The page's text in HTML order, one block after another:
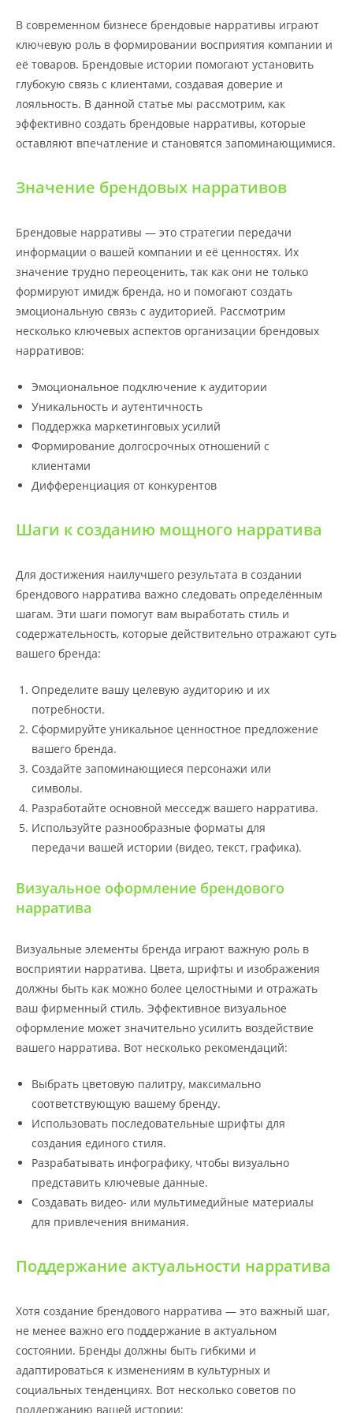
В современном бизнесе брендовые нарративы играют
ключевую роль в формировании восприятия компании и
её товаров. Брендовые истории помогают установить
глубокую связь с клиентами, создавая доверие и
лояльность. В данной статье мы рассмотрим, как
эффективно создать брендовые нарративы, которые
оставляют впечатление и становятся запоминающимися.
Значение брендовых нарративов
Брендовые нарративы — это стратегии передачи
информации о вашей компании и её ценностях. Их
значение трудно переоценить, так как они не только
формируют имидж бренда, но и помогают создать
эмоциональную связь с аудиторией. Рассмотрим
несколько ключевых аспектов организации брендовых
нарративов:
Эмоциональное подключение к аудитории
Уникальность и аутентичность
Поддержка маркетинговых усилий
Формирование долгосрочных отношений с
клиентами
Дифференциация от конкурентов
Шаги к созданию мощного нарратива
Для достижения наилучшего результата в создании
брендового нарратива важно следовать определённым
шагам. Эти шаги помогут вам выработать стиль и
содержательность, которые действительно отражают суть
вашего бренда:
Определите вашу целевую аудиторию и их
потребности.
Сформируйте уникальное ценностное предложение
вашего бренда.
Создайте запоминающиеся персонажи или
символы.
Разработайте основной месседж вашего нарратива.
Используйте разнообразные форматы для
передачи вашей истории (видео, текст, графика).
Визуальное оформление брендового
нарратива
Визуальные элементы бренда играют важную роль в
восприятии нарратива. Цвета, шрифты и изображения
должны быть как можно более целостными и отражать
ваш фирменный стиль. Эффективное визуальное
оформление может значительно усилить воздействие
вашего нарратива. Вот несколько рекомендаций:
Выбрать цветовую палитру, максимально
соответствующую вашему бренду.
Использовать последовательные шрифты для
создания единого стиля.
Разрабатывать инфографику, чтобы визуально
представить ключевые данные.
Создавать видео- или мультимедийные материалы
для привлечения внимания.
Поддержание актуальности нарратива
Хотя создание брендового нарратива — это важный шаг,
не менее важно его поддержание в актуальном
состоянии. Бренды должны быть гибкими и
адаптироваться к изменениям в культурных и
социальных тенденциях. Вот несколько советов по
поддержанию вашей истории: